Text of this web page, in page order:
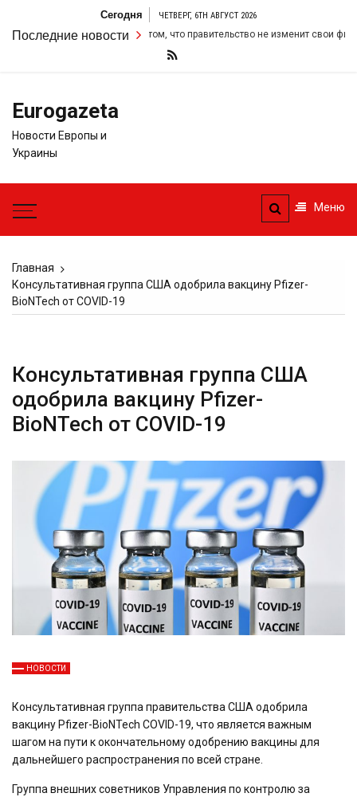
содержимому
Сегодня ЧЕТВЕРГ, 6TH АВГУСТ 2026
Последние новости
свою настойчивость в том, что правительство не изменит свои
Eurogazeta
Новости Европы и
Украины
Меню
Главная
Консультативная группа США одобрила вакцину Pfizer-
BioNTech от COVID-19
Консультативная группа США
одобрила вакцину Pfizer-
BioNTech от COVID-19
НОВОСТИ
Консультативная группа правительства США одобрила
вакцину Pfizer-BioNTech COVID-19, что является важным
шагом на пути к окончательному одобрению вакцины для
дальнейшего распространения по всей стране.
Группа внешних советников Управления по контролю за